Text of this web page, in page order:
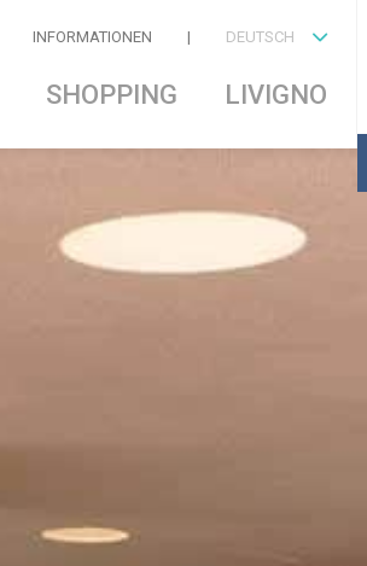
INFORMATIONEN | DEUTSCH
SHOPPING LIVIGNO